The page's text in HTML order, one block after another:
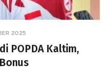
2025
POPDA Kaltim,